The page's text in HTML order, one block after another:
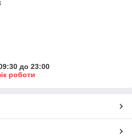
до 23:00
роботи